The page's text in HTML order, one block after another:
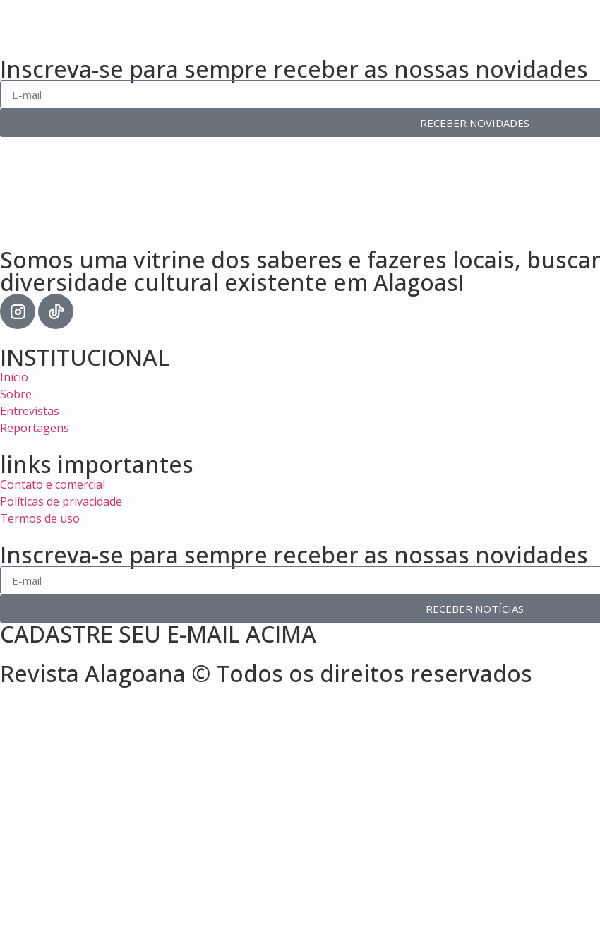
Inscreva-se para sempre receber as nossas novidades
RECEBER NOVIDADES
Somos uma vitrine dos saberes e fazeres locais,
diversidade cultural existente em Alagoas!
INSTITUCIONAL
Início
Sobre
Entrevistas
Reportagens
links importantes
Contato e comercial
Políticas de privacidade
Termos de uso
Inscreva-se para sempre receber as nossas novidades
RECEBER NOTÍCIAS
CADASTRE SEU E-MAIL ACIMA
Revista Alagoana ©️ Todos os direitos reservados